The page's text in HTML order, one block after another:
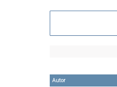
Autor